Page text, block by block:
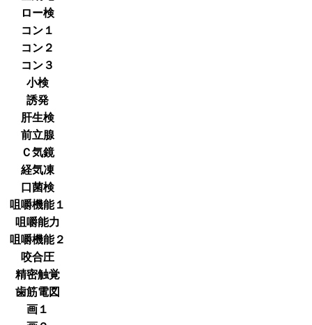
ロー検
コン１
コン２
コン３
小検
誘発
肝生検
前立腺
Ｃ気鏡
経気凍
口菌検
咀嚼機能１
咀嚼能力
咀嚼機能２
咬合圧
精密触覚
歯筋電図
画１